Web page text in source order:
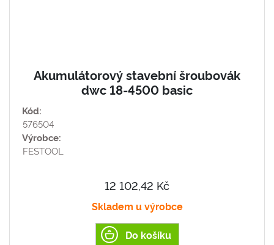
Akumulátorový stavební šroubovák
dwc 18-4500 basic
Kód:
576504
Výrobce:
FESTOOL
12 102,42 Kč
Skladem u výrobce
Do košíku